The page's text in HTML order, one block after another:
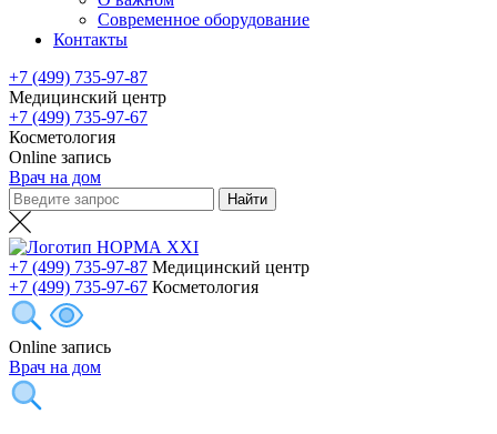
Современное оборудование
Контакты
+7 (499) 735-97-87
Медицинский центр
+7 (499) 735-97-67
Косметология
Online запись
Врач на дом
+7 (499) 735-97-87 Медицинский центр
+7 (499) 735-97-67 Косметология
Online запись
Врач на дом